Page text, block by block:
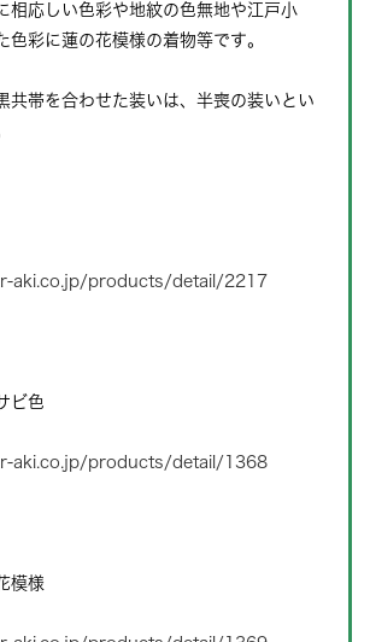
相応しい色彩や地紋の色無地や江戸小
色彩に蓮の花模様の着物等です。
共帯を合わせた装いは、半喪の装いとい
aki.co.jp/products/detail/2217
ビ色
aki.co.jp/products/detail/1368
模様